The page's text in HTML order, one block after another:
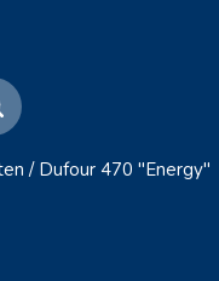
/ Dufour 470 "Energy"